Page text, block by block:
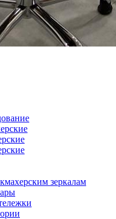
зеркалам